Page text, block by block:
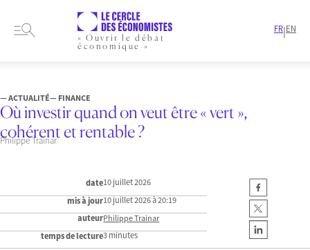
« Ouvrir le débat
économique »
FR|EN
— ACTUALITÉ— FINANCE
Où investir quand on veut être « vert »,
cohérent et rentable ?
Philippe Trainar
date10 juillet 2026
mis à jour10 juillet 2026 à 20:19
auteurPhilippe Trainar
temps de lecture3 minutes